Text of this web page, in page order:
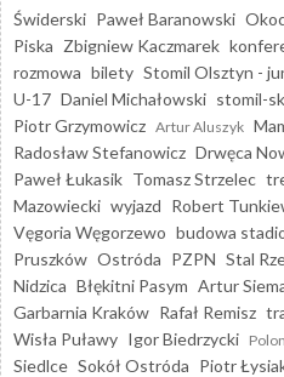
Świderski Paweł Baranowski
Piska Zbigniew Kaczmarek
rozmowa bilety Stomil Olsztyn -
U-17 Daniel Michałowski stomil-
Piotr Grzymowicz Artur Aluszyk
Radosław Stefanowicz Drwęca
Paweł Łukasik Tomasz Strzelec
Mazowiecki wyjazd Robert
Vęgoria Węgorzewo budowa
Pruszków Ostróda PZPN Stal
Nidzica Błękitni Pasym Artur
Garbarnia Kraków Rafał Remisz
Wisła Puławy Igor Biedrzycki
Siedlce Sokół Ostróda Piotr